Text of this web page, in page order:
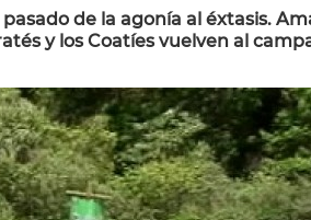
de la agonía al éxtasis.
y los Coatíes vuelven al